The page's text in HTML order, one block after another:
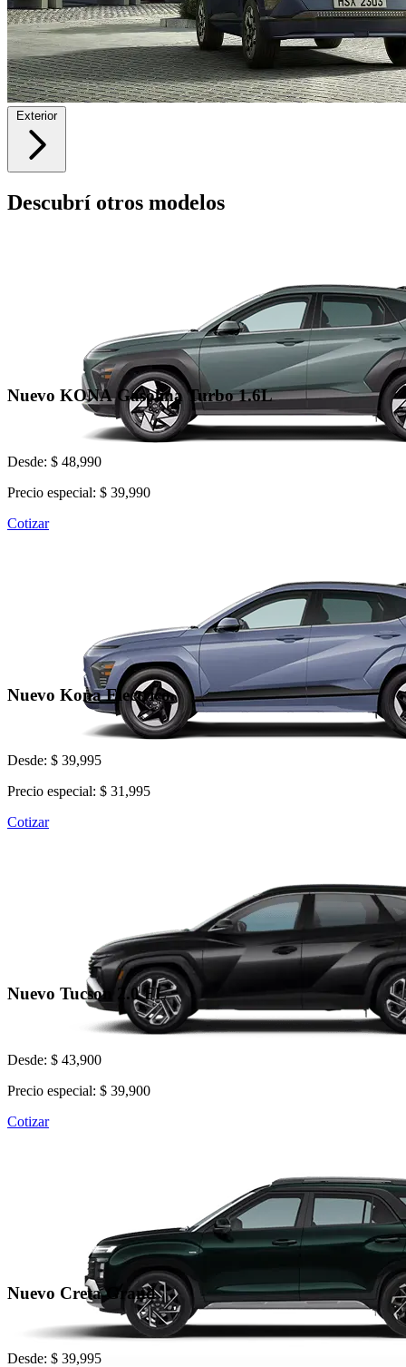
Exterior
Descubrí otros modelos
Nuevo KONA Gasolina Turbo 1.6L
Desde: $ 48,990
Precio especial: $ 39,990
Cotizar
Nuevo Kona Electrico
Desde: $ 39,995
Precio especial: $ 31,995
Cotizar
Nuevo Tucson 2.0 FL
Desde: $ 43,900
Precio especial: $ 39,900
Cotizar
Nuevo Creta Grand
Desde: $ 39,995